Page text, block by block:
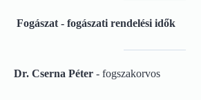
Fogászat - fogászati rendelési idők
Dr. Cserna Péter - fogszakorvos